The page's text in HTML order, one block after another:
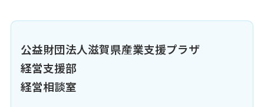
公益財団法人滋賀県産業支援プラザ
経営支援部
経営相談室